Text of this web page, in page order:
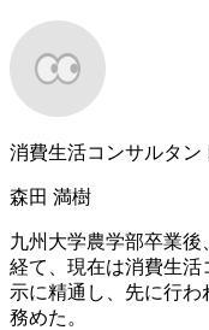
消費生活コンサルタン
森田 満樹
九州大学農学部卒業
経て、現在は消費生活
示に精通し、先に行
務めた。